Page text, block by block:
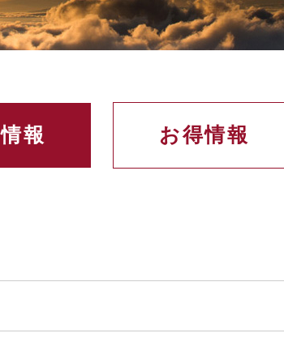
報 お得情報